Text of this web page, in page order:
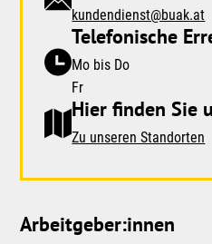
kundendienst@buak.at
Telefonische
Mo bis Do
Fr
Hier finden Sie
Zu unseren Standorten
Arbeitgeber:innen